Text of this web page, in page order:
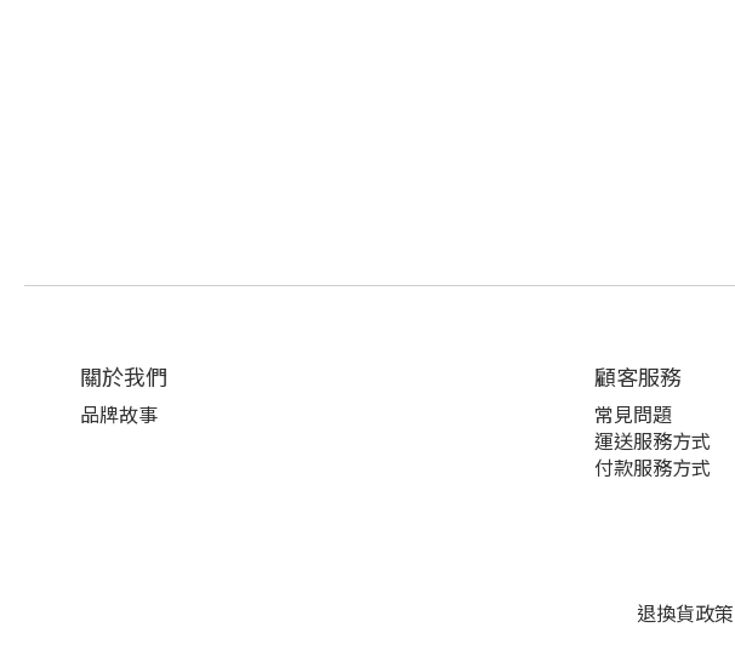
關於我們
品牌故事
顧客服務
常見問題
運送服務方式
付款服務方式
退換貨政策